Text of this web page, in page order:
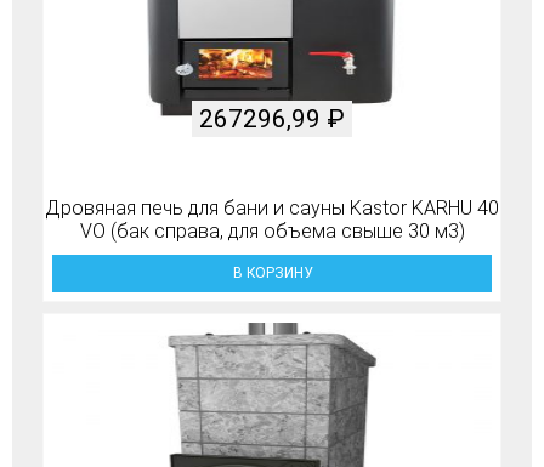
Дровяная печь для бани и сауны Kastor KARHU 40
VO (бак справа, для объема свыше 30 м3)
267296,99 ₽
В КОРЗИНУ